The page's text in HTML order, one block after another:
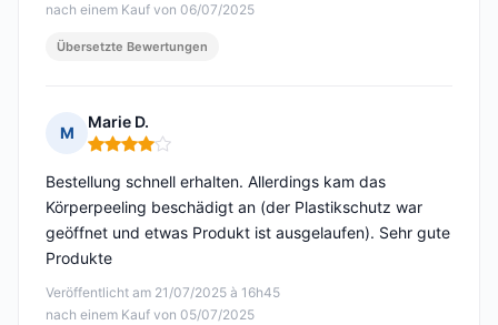
nach einem Kauf von 06/07/2025
Übersetzte Bewertungen
M
Marie D.
Hinweis: 4 von 5
Veröffentlicht am 21/07/2025 à 16h45
nach einem Kauf von 05/07/2025
Bestellung schnell erhalten. Allerdings kam das
Körperpeeling beschädigt an (der Plastikschutz war
geöffnet und etwas Produkt ist ausgelaufen). Sehr gute
Produkte